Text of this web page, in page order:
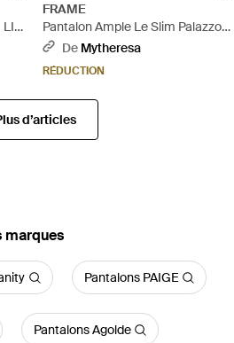
LIN
FRAME
Pantalon Ample Le Slim Palazzo
En Velours Cotele - Marron
De Mytheresa
RÉDUCTION
d’articles
marques
Pantalons PAIGE
Pantalons Agolde